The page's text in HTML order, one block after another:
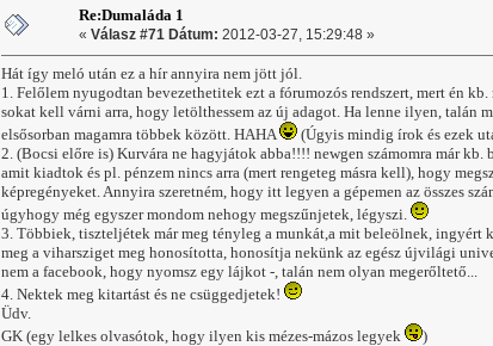
Re:Dumaláda 1
« Válasz #71 Dátum: 2012-03-27, 15:29:48 »
Hát így meló után ez a hír annyira nem jött jól.
1. Felőlem nyugodtan bevezethetitek ezt a fórumozós rendszert, mert én
sokat kell várni arra, hogy letölthessem az új adagot. Ha lenne ilyen, talán
elsősorban magamra többek között. HAHA
(Úgyis mindig írok és ezek
2. (Bocsi előre is) Kurvára ne hagyjátok abba!!!! newgen számomra már
amit kiadtok és pl. pénzem nincs arra (mert rengeteg másra kell), hogy
képregényeket. Annyira szeretném, hogy itt legyen a gépemen az összes
úgyhogy még egyszer mondom nehogy megszűnjetek, légyszi.
3. Többiek, tiszteljétek már meg tényleg a munkát,a mit beleölnek, ingyért
meg a viharsziget meg honosította, honosítja nekünk az egész újvilági
nem a facebook, hogy nyomsz egy lájkot -, talán nem olyan megerőltető...
4. Nektek meg kitartást és ne csüggedjetek!
Üdv.
GK (egy lelkes olvasótok, hogy ilyen kis mézes-mázos legyek
)